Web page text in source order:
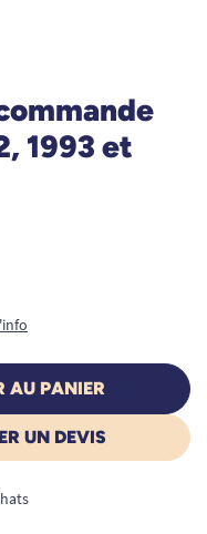
1993 et
AU PANIER
UN DEVIS